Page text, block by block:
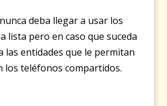
deba llegar a usar los
lista pero en caso que suceda
las entidades que le permitan
los teléfonos compartidos.